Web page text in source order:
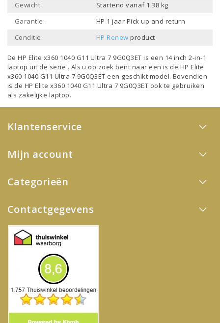
Gewicht:
Startend vanaf 1.38 kg
Garantie:
HP 1 jaar Pick up and return
Conditie:
HP Renew product
De HP Elite x360 1040 G11 Ultra 7 9G0Q3ET is een 14 inch 2-in-1
laptop uit de serie . Als u op zoek bent naar een is de HP Elite
x360 1040 G11 Ultra 7 9G0Q3ET een geschikt model. Bovendien
is de HP Elite x360 1040 G11 Ultra 7 9G0Q3ET ook te gebruiken
als zakelijke laptop.
Klantenservice
Mijn account
Categorieën
Contactgegevens